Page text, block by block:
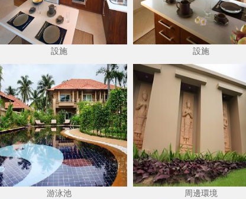
設施 設施
游泳池 周邊環境